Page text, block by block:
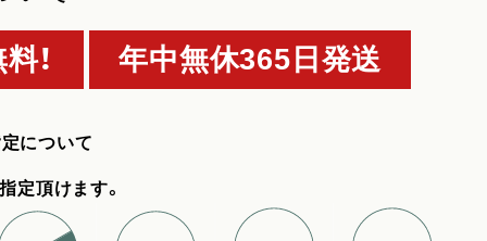
！ 年中無休365日発送
について
定頂けます。